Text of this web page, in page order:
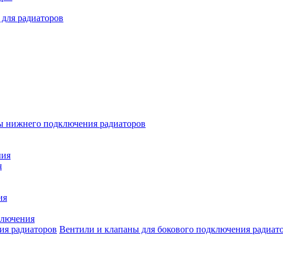
радиаторов
нижнего подключения радиаторов
Вентили и клапаны для бокового подключения